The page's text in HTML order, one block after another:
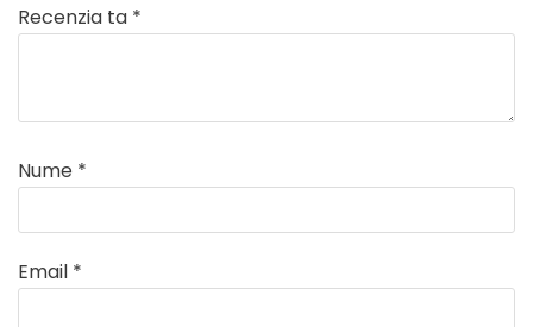
Recenzia ta *
Nume *
Email *